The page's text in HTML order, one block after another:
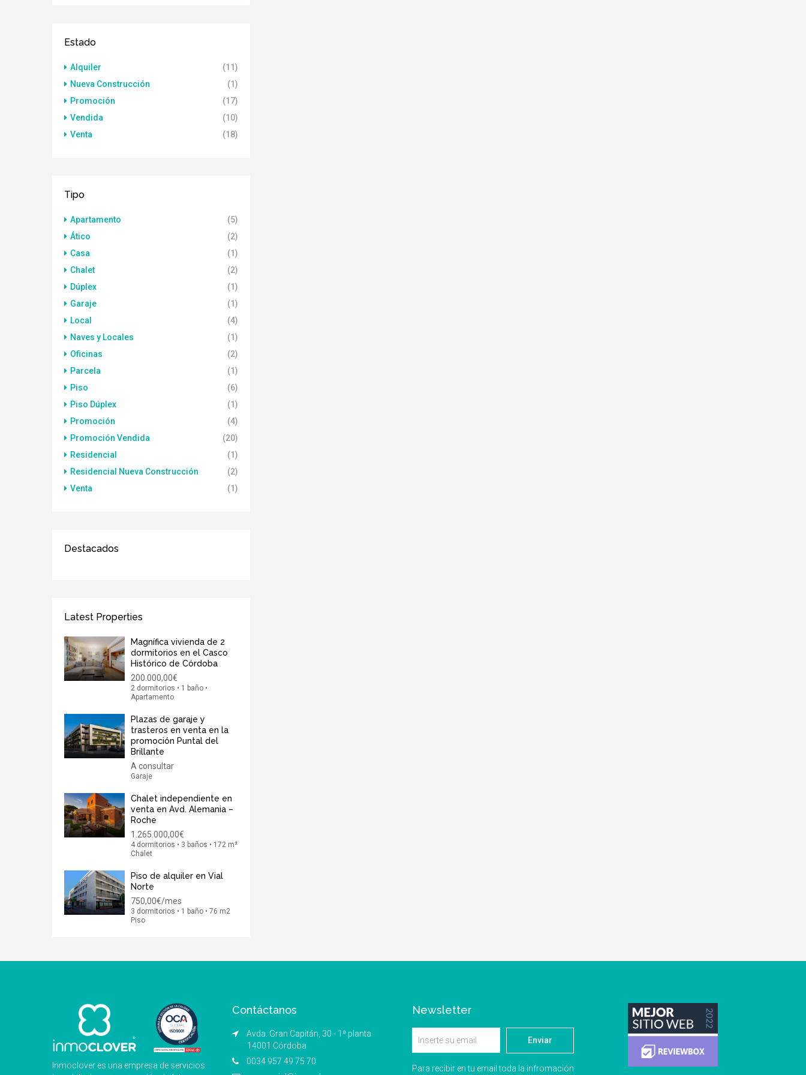
Estado
Alquiler
(11)
Nueva Construcción
(1)
Promoción
(17)
Vendida
(10)
Venta
(18)
Tipo
Apartamento
(5)
Ático
(2)
Casa
(1)
Chalet
(2)
Dúplex
(1)
Garaje
(1)
Local
(4)
Naves y Locales
(1)
Oficinas
(2)
Parcela
(1)
Piso
(6)
Piso Dúplex
(1)
Promoción
(4)
Promoción Vendida
(20)
Residencial
(1)
Residencial Nueva Construcción
(2)
Venta
(1)
Destacados
Latest Properties
Magnífica vivienda de 2
dormitorios en el Casco
Histórico de Córdoba
200.000,00€
2 dormitorios • 1 baño •
Apartamento
Plazas de garaje y
trasteros en venta en la
promoción Puntal del
Brillante
A consultar
Garaje
Chalet independiente en
venta en Avd. Alemania –
Roche
1.265.000,00€
4 dormitorios • 3 baños • 172 m²
Chalet
Piso de alquiler en Vial
Norte
750,00€/mes
3 dormitorios • 1 baño • 76 m2
Piso
Inmoclover es una empresa de servicios
Contáctanos
Avda. Gran Capitán, 30 - 1ª planta
14001 Córdoba
0034 957 49 75 70
Newsletter
Enviar
Para recibir en tu email toda la infromación